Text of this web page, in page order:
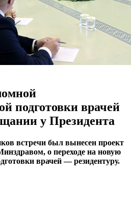
подготовки врачей
у Президента
встречи был вынесен проект
о переходе на новую
врачей — резидентуру.